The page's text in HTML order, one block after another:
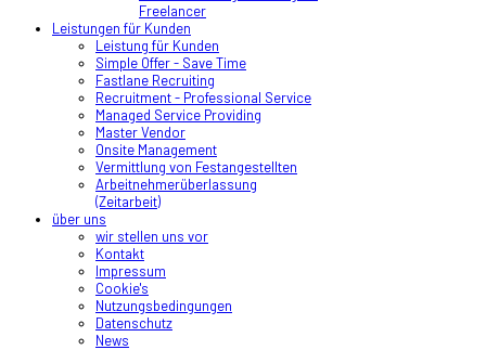
Freelancer
Leistungen für Kunden
Leistung für Kunden
Simple Offer - Save Time
Fastlane Recruiting
Recruitment - Professional Service
Managed Service Providing
Master Vendor
Onsite Management
Vermittlung von Festangestellten
Arbeitnehmerüberlassung
(Zeitarbeit)
über uns
wir stellen uns vor
Kontakt
Impressum
Cookie's
Nutzungsbedingungen
Datenschutz
News